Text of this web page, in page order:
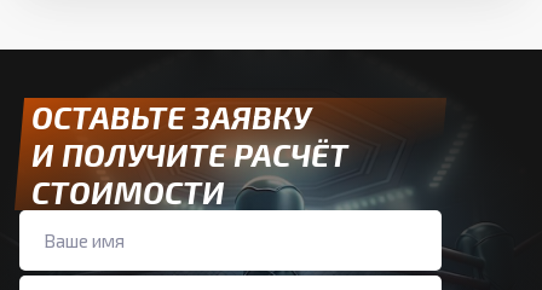
ОСТАВЬТЕ ЗАЯВКУ
И ПОЛУЧИТЕ РАСЧЁТ
СТОИМОСТИ